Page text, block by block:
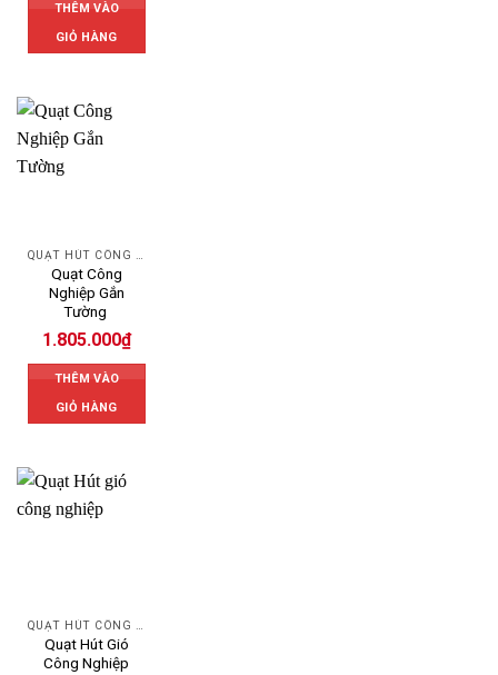
THÊM VÀO
GIỎ HÀNG
Quạt Công
Nghiệp Gắn
Tường
1.805.000₫
THÊM VÀO
GIỎ HÀNG
Quạt Hút Gió
Công Nghiệp